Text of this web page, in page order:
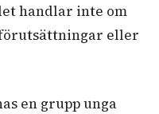
handlar inte om
eller
en grupp unga